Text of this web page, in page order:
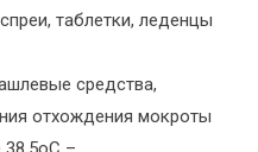
таблетки, леденцы
средства,
отхождения мокроты